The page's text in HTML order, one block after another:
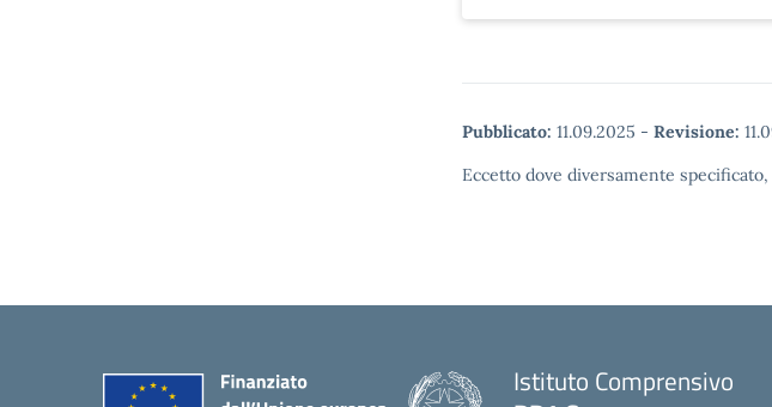
Pubblicato: 11.09.2025 - Revisione:
Eccetto dove diversamente
Istituto Comprensivo